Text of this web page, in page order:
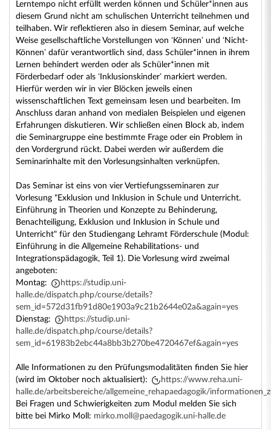
Lerntempo nicht erfüllt werden können und Schüler*innen aus
diesem Grund nicht am schulischen Unterricht teilnehmen und
teilhaben. Wir reflektieren also in diesem Seminar, auf welche
Weise gesellschaftliche Vorstellungen von ‘Können’ und ‘Nicht-
Können’ dafür verantwortlich sind, dass Schüler*innen in ihrem
Lernen behindert werden oder als Schüler*innen mit
Förderbedarf oder als ‘Inklusionskinder’ markiert werden.
Hierfür werden wir in vier Blöcken jeweils einen
wissenschaftlichen Text gemeinsam lesen und bearbeiten. Im
Anschluss daran anhand von medialen Beispielen und eigenen
Erfahrungen diskutieren. Wir schließen einen Block ab, indem
die Seminargruppe eine bestimmte Frage oder ein Problem in
den Vordergrund rückt. Dabei werden wir außerdem die
Seminarinhalte mit den Vorlesungsinhalten verknüpfen.
Das Seminar ist eins von vier Vertiefungsseminaren zur
Vorlesung "Exklusion und Inklusion in Schule und Unterricht.
Einführung in Theorien und Konzepte zu Behinderung,
Benachteiligung, Exklusion und Inklusion in Schule und
Unterricht" für den Studiengang Lehramt Förderschule (Modul:
Einführung in die Allgemeine Rehabilitations- und
Integrationspädagogik, Teil 1). Die Vorlesung wird zweimal
angeboten:
Montag:
https://studip.uni-
halle.de/dispatch.php/course/details?
sem_id=572d31fb91d80e1903a9c21b2644e02a&again=yes
Dienstag:
https://studip.uni-
halle.de/dispatch.php/course/details?
sem_id=61983b2ebc44a8bb3b270be4720467ef&again=yes
Alle Informationen zu den Prüfungsmodalitäten finden Sie hier
(wird im Oktober noch aktualisiert):
https://www.reha.uni-
halle.de/arbeitsbereiche/allgemeine_rehapaedagogik/
Bei Fragen und Schwierigkeiten zum Modul melden Sie sich
bitte bei Mirko Moll: mirko.moll@paedagogik.uni-halle.de